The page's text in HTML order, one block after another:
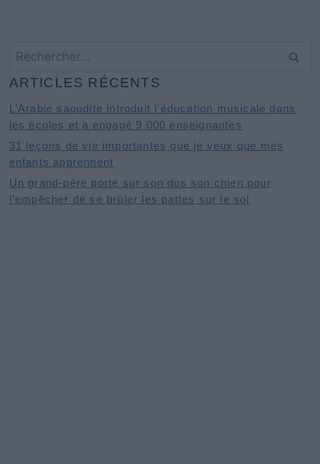
Rechercher :
ARTICLES RÉCENTS
L’Arabie saoudite introduit l’éducation musicale dans
les écoles et a engagé 9 000 enseignantes
31 leçons de vie importantes que je veux que mes
enfants apprennent
Un grand-père porte sur son dos son chien pour
l’empêcher de se brûler les pattes sur le sol